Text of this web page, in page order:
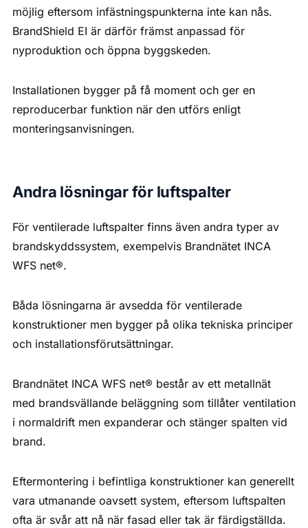
möjlig eftersom infästningspunkterna inte kan nås.
BrandShield EI är därför främst anpassad för
nyproduktion och öppna byggskeden.
Installationen bygger på få moment och ger en
reproducerbar funktion när den utförs enligt
monteringsanvisningen.
Andra lösningar för luftspalter
För ventilerade luftspalter finns även andra typer av
brandskyddssystem, exempelvis Brandnätet INCA
WFS net®.
Båda lösningarna är avsedda för ventilerade
konstruktioner men bygger på olika tekniska principer
och installationsförutsättningar.
Brandnätet INCA WFS net® består av ett metallnät
med brandsvällande beläggning som tillåter ventilation
i normaldrift men expanderar och stänger spalten vid
brand.
Eftermontering i befintliga konstruktioner kan generellt
vara utmanande oavsett system, eftersom luftspalten
ofta är svår att nå när fasad eller tak är färdigställda.